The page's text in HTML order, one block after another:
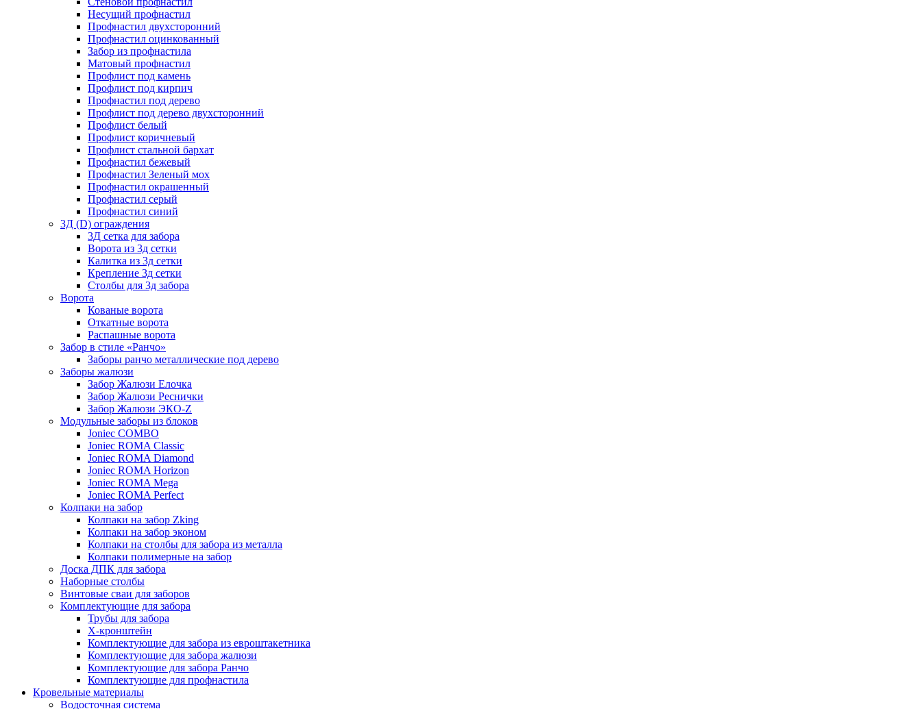
Несущий профнастил
Профнастил двухсторонний
Профнастил оцинкованный
Забор из профнастила
Матовый профнастил
Профлист под камень
Профлист под кирпич
Профнастил под дерево
Профлист под дерево двухсторонний
Профлист белый
Профлист коричневый
Профлист стальной бархат
Профнастил бежевый
Профнастил Зеленый мох
Профнастил окрашенный
Профнастил серый
Профнастил синий
3Д (D) ограждения
3Д сетка для забора
Ворота из 3д сетки
Калитка из 3д сетки
Крепление 3д сетки
Столбы для 3д забора
Ворота
Кованые ворота
Откатные ворота
Распашные ворота
Забор в стиле «Ранчо»
Заборы ранчо металлические под дерево
Заборы жалюзи
Забор Жалюзи Елочка
Забор Жалюзи Реснички
Забор Жалюзи ЭКО-Z
Модульные заборы из блоков
Joniec COMBO
Joniec ROMA Classic
Joniec ROMA Diamond
Joniec ROMA Horizon
Joniec ROMA Mega
Joniec ROMA Perfect
Колпаки на забор
Колпаки на забор Zking
Колпаки на забор эконом
Колпаки на столбы для забора из металла
Колпаки полимерные на забор
Доска ДПК для забора
Наборные столбы
Винтовые сваи для заборов
Комплектующие для забора
Трубы для забора
Х-кронштейн
Комплектующие для забора из евроштакетника
Комплектующие для забора жалюзи
Комплектующие для забора Ранчо
Комплектующие для профнастила
Кровельные материалы
Водосточная система